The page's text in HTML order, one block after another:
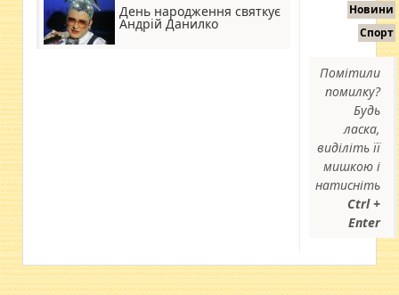
День народження святкує
Андрій Данилко
Новини
Спорт
Помітили
помилку?
Будь
ласка,
виділіть її
мишкою і
натисніть
Ctrl +
Enter